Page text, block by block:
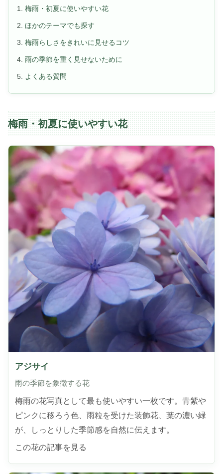
梅雨・初夏に使いやすい花
ほかのテーマでも探す
梅雨らしさをきれいに見せるコツ
雨の季節を重く見せないために
よくある質問
梅雨・初夏に使いやすい花
アジサイ
雨の季節を象徴する花
梅雨の花写真として最も使いやすい一枚です。青紫や
ピンクに移ろう色、雨粒を受けた装飾花、葉の濃い緑
が、しっとりした季節感を自然に伝えます。
この花の記事を見る